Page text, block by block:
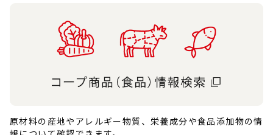
原材料の産地やアレルギー物質、栄養成分や食品添加物の情